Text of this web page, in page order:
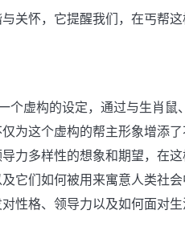
关怀，它提醒我们，在丐帮
个虚构的设定，通过与生肖
仅为这个虚构的帮主形象增添
力多样性的想象和期望，在
它们如何被用来寓意人类社
性格、领导力以及如何面对生